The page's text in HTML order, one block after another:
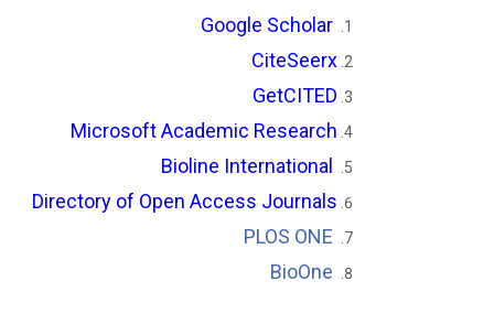
CiteSeerx
GetCITED
Microsoft Academic Research
Directory of Open Access Journals
PLOS ONE
BioOne